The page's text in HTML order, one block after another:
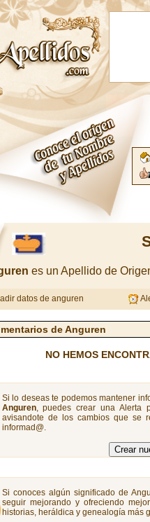
es un Apellido de
datos de anguren
de Anguren
NO HEMOS
Si lo deseas te podemos mantener
Anguren, puedes crear una Alerta
avisandote de los cambios que se
informad@.
Si conoces algún significado de
seguir mejorando y ofreciendo
historias, heráldica y genealogía más